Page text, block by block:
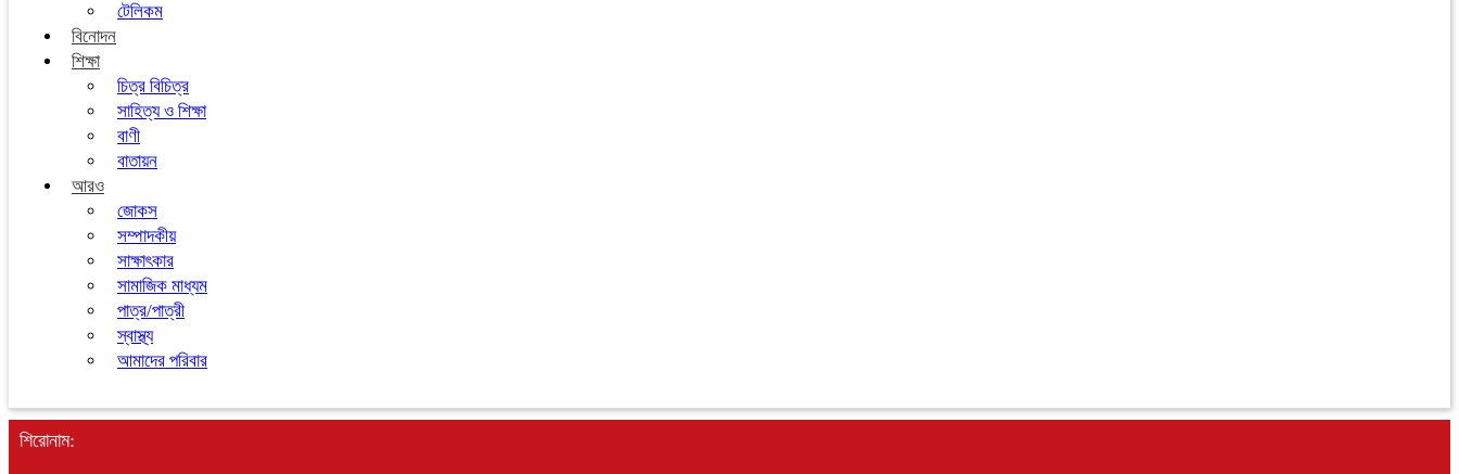
টেলিকম
বিনোদন
শিক্ষা
চিত্র বিচিত্র
সাহিত্য ও শিক্ষা
বাণী
বাতায়ন
আরও
জোকস
সম্পাদকীয়
সাক্ষাৎকার
সামাজিক মাধ্যম
পাত্র/পাত্রী
স্বাস্থ্য
আমাদের পরিবার
শিরোনাম: